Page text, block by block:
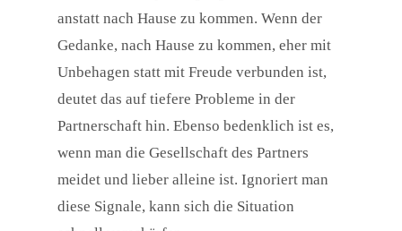
anstatt nach Hause zu kommen. Wenn der
Gedanke, nach Hause zu kommen, eher mit
Unbehagen statt mit Freude verbunden ist,
deutet das auf tiefere Probleme in der
Partnerschaft hin. Ebenso bedenklich ist es,
wenn man die Gesellschaft des Partners
meidet und lieber alleine ist. Ignoriert man
diese Signale, kann sich die Situation